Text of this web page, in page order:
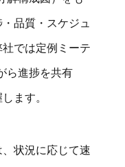
品質・スケジュ
では定例ミーテ
ら進捗を共有
ます。
状況に応じて速